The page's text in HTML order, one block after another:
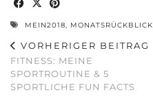
MEIN2018 MONATSRÜCKBLICK
VORHERIGER BEITRAG
FITNESS: MEINE
SPORTROUTINE & 5
SPORTLICHE FUN FACTS